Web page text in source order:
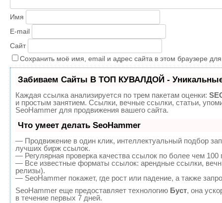
Имя
E-mail
Сайт
Сохранить моё имя, email и адрес сайта в этом браузере
Забиваем Сайты В ТОП КУВАЛДОЙ - Уникальные
Каждая ссылка анализируется по трем пакетам оценки:
и простым занятием. Ссылки, вечные ссылки, статьи,
SeoHammer для продвижения вашего сайта.
Что умеет делать SeoHammer
— Продвижение в один клик, интеллектуальный подбор
лучших бирж ссылок.
— Регулярная проверка качества ссылок по более чем 100
— Все известные форматы ссылок: арендные ссылки,
релизы).
— SeoHammer покажет, где рост или падение, а также
SeoHammer еще предоставляет технологию Буст, она
в течение первых 7 дней.